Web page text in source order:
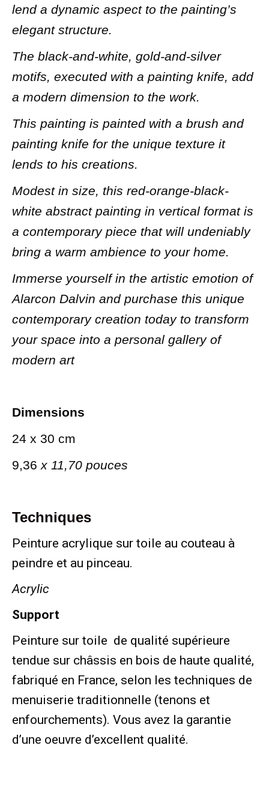
lend a dynamic aspect to the painting’s
elegant structure.
The black-and-white, gold-and-silver
motifs, executed with a painting knife, add
a modern dimension to the work.
This painting is painted with a brush and
painting knife for the unique texture it
lends to his creations.
Modest in size, this red-orange-black-
white abstract painting in vertical format is
a contemporary piece that will undeniably
bring a warm ambience to your home.
Immerse yourself in the artistic emotion of
Alarcon Dalvin and purchase this unique
contemporary creation today to transform
your space into a personal gallery of
modern art
Dimensions
24 x 30 cm
9,36 x 11,70 pouces
Techniques
Peinture acrylique sur toile au couteau à
peindre et au pinceau.
Acrylic
Support
Peinture sur toile de qualité supérieure
tendue sur châssis en bois de haute qualité,
fabriqué en France, selon les techniques de
menuiserie traditionnelle (tenons et
enfourchements). Vous avez la garantie
d’une oeuvre d’excellent qualité.